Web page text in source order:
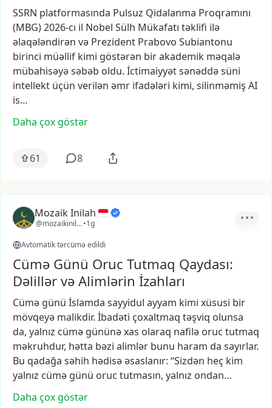
SSRN platformasında Pulsuz Qidalanma Proqramını
(MBG)2026-cı il Nobel Sülh Mükafatı təklifi ilə
əlaqələndirən və Prezident Prabovo Subiantonu
birinci müəllif kimi göstərən birakademik məqalə
mübahisəyəsəbəb oldu. İctimaiyyətsənəddəsüni
intellekt üçün verilən əmr ifadələri kimi, silinməmiş AI
is…
Daha çox göstər
61 8
Mozaik Inilah
@mozaikinilah•1g
Avtomatik tərcümə edildi
Cümə Günü Oruc Tutmaq Qaydası:
Dəlillər və Alimlərin İzahları
Cümə günü İslamda sayyidul ayyam kimi xüsusi bir
mövqeyə malikdir. İbadəti çoxaltmaq təşviq olunsa
da, yalnız cümə gününəxas olaraq nafilə oruc tutmaq
məkruhdur, hətta bəzi alimlər bunu haram da sayırlar.
Bu qadağa səhih hədisəəsaslanır: “Sizdən heç kim
yalnız cümə günü oruc tutmasın, yalnız ondan…
Daha çox göstər